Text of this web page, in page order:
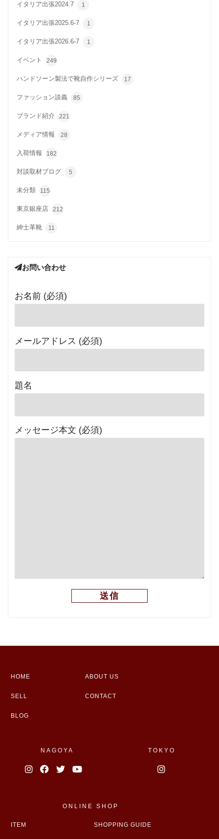
イタリア出張2024.7 1
イタリア出張2025.6-7 1
イタリア出張2026.6-7 1
イベント 249
ハンドソーン製法で靴自作シリーズ 17
ファッション談義 85
ブランド紹介 221
メディア情報 28
入荷情報 182
対談取材ブログ 5
未分類 115
東京銀座店 212
紳士革靴 11
お問い合わせ
お名前 (必須)
メールアドレス (必須)
題名
メッセージ本文 (必須)
HOME ABOUT US
SELL CONTACT
BLOG
NAGOYA TOKYO
ONLINE SHOP
ITEM SHOPPING GUIDE